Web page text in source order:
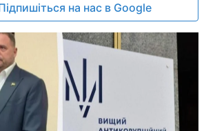
на нас в Google